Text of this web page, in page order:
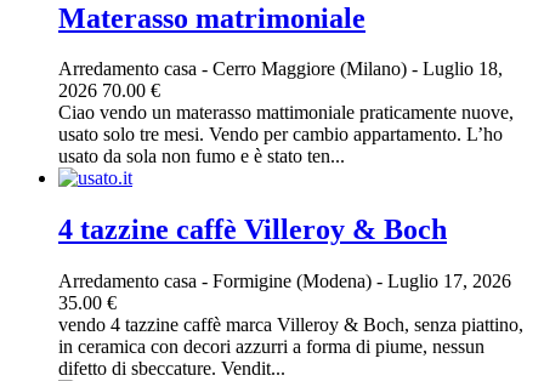
Materasso matrimoniale
Arredamento casa - Cerro Maggiore (Milano) - Luglio 18,
2026 70.00 €
Ciao vendo un materasso mattimoniale praticamente nuove,
usato solo tre mesi. Vendo per cambio appartamento. L’ho
usato da sola non fumo e è stato ten...
4 tazzine caffè Villeroy & Boch
Arredamento casa - Formigine (Modena) - Luglio 17, 2026
35.00 €
vendo 4 tazzine caffè marca Villeroy & Boch, senza piattino,
in ceramica con decori azzurri a forma di piume, nessun
difetto di sbeccature. Vendit...